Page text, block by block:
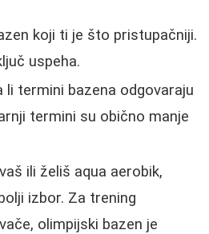
koji ti je što pristupačniji.
uspeha.
li termini bazena odgovaraju
termini su obično manje
ili želiš aqua aerobik,
izbor. Za trening
olimpijski bazen je